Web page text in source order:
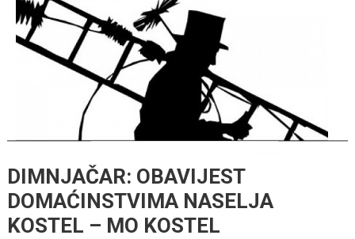
DIMNJAČAR: OBAVIJEST
DOMAĆINSTVIMA NASELJA
KOSTEL – MO KOSTEL